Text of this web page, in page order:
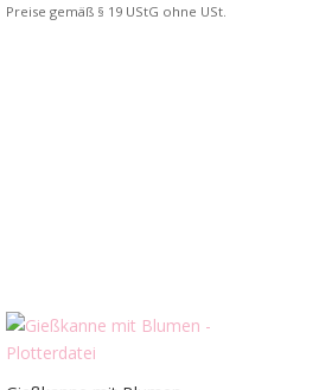
Preise gemäß § 19 UStG ohne USt.